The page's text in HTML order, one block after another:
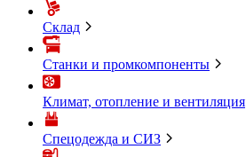
Склад
Станки и промкомпоненты
Климат, отопление и вентиляция
Спецодежда и СИЗ